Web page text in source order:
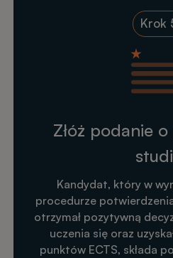
Krok
Złóż podanie
Kandydat, który w
procedurze
otrzymał pozytywną
uczenia się oraz
punktów ECTS, składa